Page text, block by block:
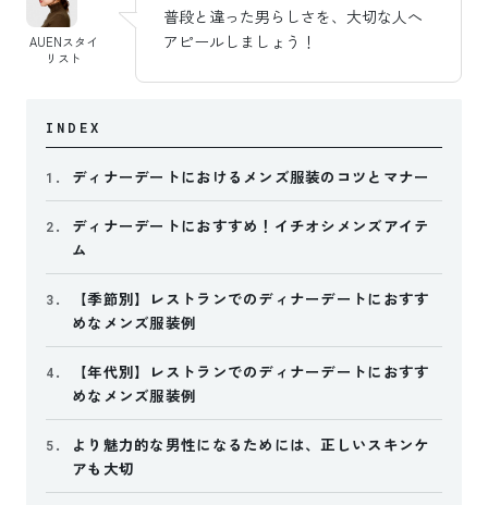
AUENスタイ
リスト
普段と違った男らしさを、大切な人へ
アピールしましょう！
INDEX
1. ディナーデートにおけるメンズ服装のコツとマナー
2.
ディナーデートにおすすめ！イチオシメンズアイテ
ム
3.
【季節別】レストランでのディナーデートにおすす
めなメンズ服装例
4.
【年代別】レストランでのディナーデートにおすす
めなメンズ服装例
5.
より魅力的な男性になるためには、正しいスキンケ
アも大切